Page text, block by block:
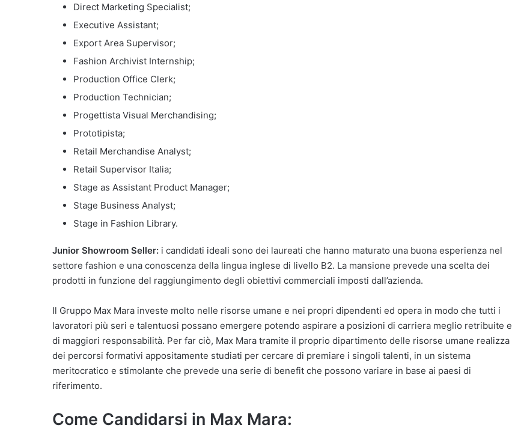
Direct Marketing Specialist;
Executive Assistant;
Export Area Supervisor;
Fashion Archivist Internship;
Production Office Clerk;
Production Technician;
Progettista Visual Merchandising;
Prototipista;
Retail Merchandise Analyst;
Retail Supervisor Italia;
Stage as Assistant Product Manager;
Stage Business Analyst;
Stage in Fashion Library.
Junior Showroom Seller: i candidati ideali sono dei laureati che hanno maturato una buona esperienza nel
settore fashion e una conoscenza della lingua inglese di livello B2. La mansione prevede una scelta dei
prodotti in funzione del raggiungimento degli obiettivi commerciali imposti dall’azienda.
Il Gruppo Max Mara investe molto nelle risorse umane e nei propri dipendenti ed opera in modo che tutti i
lavoratori più seri e talentuosi possano emergere potendo aspirare a posizioni di carriera meglio retribuite e
di maggiori responsabilità. Per far ciò, Max Mara tramite il proprio dipartimento delle risorse umane realizza
dei percorsi formativi appositamente studiati per cercare di premiare i singoli talenti, in un sistema
meritocratico e stimolante che prevede una serie di benefit che possono variare in base ai paesi di
riferimento.
Come Candidarsi in Max Mara: